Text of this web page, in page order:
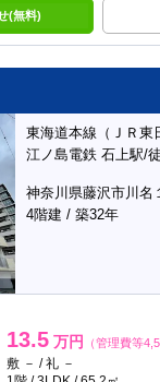
(無料)
東海道本線（ＪＲ東
江ノ島電鉄 石上駅/
神奈川県藤沢市川名
4階建 / 築32年
13.5 万円 （管理費等
敷 － / 礼 －